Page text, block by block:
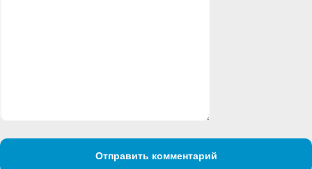
Отправить комментарий